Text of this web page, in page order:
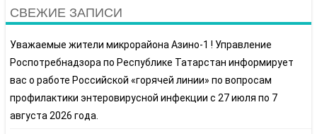
СВЕЖИЕ ЗАПИСИ
Уважаемые жители микрорайона Азино-1 ! Управление
Роспотребнадзора по Республике Татарстан информирует
вас о работе Российской «горячей линии» по вопросам
профилактики энтеровирусной инфекции с 27 июля по 7
августа 2026 года.